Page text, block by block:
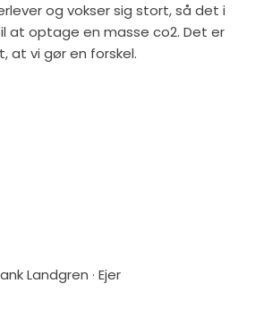
og vokser sig stort, så det i
at optage en masse co2. Det er
at vi gør en forskel.
Landgren · Ejer​